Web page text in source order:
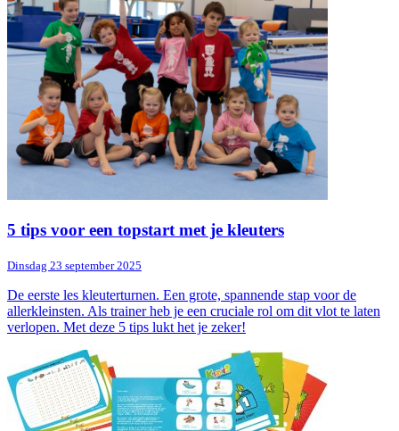
5 tips voor een topstart met je kleuters
Dinsdag 23 september 2025
De eerste les kleuterturnen. Een grote, spannende stap voor de
allerkleinsten. Als trainer heb je een cruciale rol om dit vlot te laten
verlopen. Met deze 5 tips lukt het je zeker!